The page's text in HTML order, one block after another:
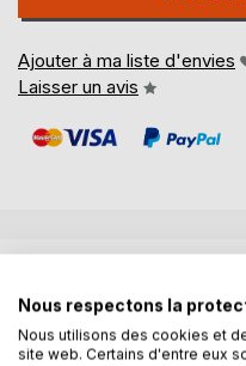
Ajouter à ma liste d'envies
Laisser un avis
Apprenez et enseignez
Nous respectons la
Nous utilisons des cookies et
site web. Certains d'entre eux